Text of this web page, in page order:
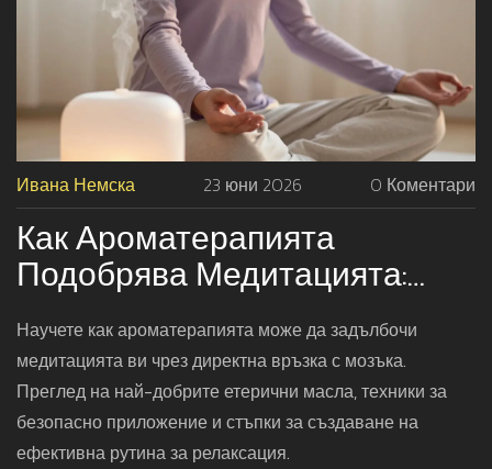
Ивана Немска 23 юни 2026 0 Коментари
Как Ароматерапията
Подобрява Медитацията:
Пълно Ръководство За
Начинаещи
Научете как ароматерапията може да задълбочи
медитацията ви чрез директна връзка с мозъка.
Преглед на най-добрите етерични масла, техники за
безопасно приложение и стъпки за създаване на
ефективна рутина за релаксация.